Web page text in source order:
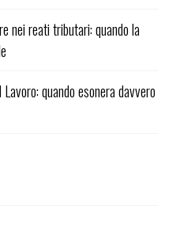
nei reati tributari: quando la
quando esonera davvero